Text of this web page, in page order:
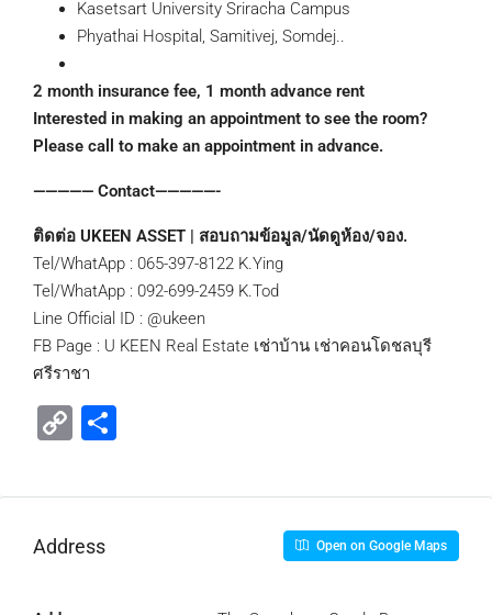
Kasetsart University Sriracha Campus
Phyathai Hospital, Samitivej, Somdej..
2 month insurance fee, 1 month advance rent
Interested in making an appointment to see the room?
Please call to make an appointment in advance.
————— Contact—————-
ติดต่อ UKEEN ASSET | สอบถามข้อมูล/นัดดูห้อง/จอง.
Tel/WhatApp : 065-397-8122 K.Ying
Tel/WhatApp : 092-699-2459 K.Tod
Line Official ID : @ukeen
FB Page : U KEEN Real Estate เช่าบ้าน เช่าคอนโดชลบุรี
ศรีราชา
Copy
Address Open on Google Maps